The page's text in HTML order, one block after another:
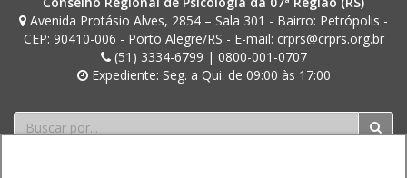
Avenida Protásio Alves, 2854 – Sala 301 - Bairro: Petrópolis -
CEP: 90410-006 - Porto Alegre/RS - E-mail: crprs@crprs.org.br
(51) 3334-6799 | 0800-001-0707
Expediente: Seg. a Qui. de 09:00 às 17:00
Buscar